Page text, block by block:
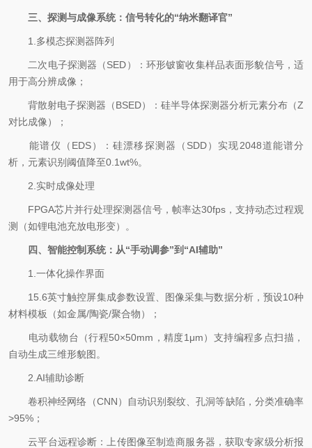
三、探测与成像系统：信号转化的“纳米翻译官”
1.多模态探测器阵列
二次电子探测器（SED）：环形铍窗收集样品表面形貌信号，适
用于高分辨成像；
背散射电子探测器（BSED）：硅半导体探测器分析元素分布（Z
对比成像）；
能谱仪（EDS）：硅漂移探测器（SDD）实现2048道能谱分
析，元素识别阈值降至0.1wt%。
2.实时成像处理
FPGA芯片并行处理探测器信号，帧率达30fps，支持动态过程观
测（如锂电池充放电形变）。
四、智能控制系统：从“手动调参”到“AI辅助”
1.一体化操作界面
15.6英寸触控屏集成参数设置、图像采集与数据分析，预设10种
材料模板（如金属/陶瓷/聚合物）；
电动载物台（行程50×50mm，精度1μm）支持编程多点扫描，
自动生成三维形貌图。
2.AI辅助诊断
卷积神经网络（CNN）自动识别裂纹、孔洞等缺陷，分类准确率
>95%；
云平台远程诊断：上传图像至制造商服务器，获取专家级分析报